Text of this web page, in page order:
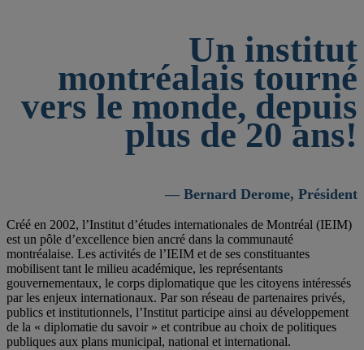
Un institut
montréalais tourné
vers le monde, depuis
plus de 20 ans!
— Bernard Derome, Président
Créé en 2002, l’Institut d’études internationales de Montréal (IEIM)
est un pôle d’excellence bien ancré dans la communauté
montréalaise. Les activités de l’IEIM et de ses constituantes
mobilisent tant le milieu académique, les représentants
gouvernementaux, le corps diplomatique que les citoyens intéressés
par les enjeux internationaux. Par son réseau de partenaires privés,
publics et institutionnels, l’Institut participe ainsi au développement
de la « diplomatie du savoir » et contribue au choix de politiques
publiques aux plans municipal, national et international.